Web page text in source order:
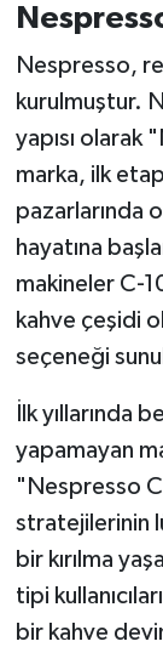
Nespresso,
kurulmuştur.
yapısı olarak
marka, ilk
pazarlarında
hayatına
makineler C-
kahve çeşidi
seçeneği
İlk yıllarında
yapamayan
"Nespresso
stratejilerinin
bir kırılma
tipi
bir kahve